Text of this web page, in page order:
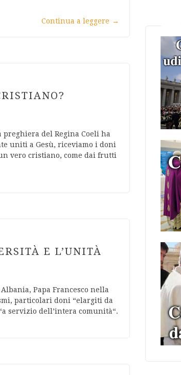
Continua a leggere →
del Regina Coeli ha
uniti a Gesù, riceviamo i doni
vero cristiano, come dai frutti
E L’UNITÀ
Papa Francesco nella
particolari doni “elargiti da
servizio dell’intera comunità“.